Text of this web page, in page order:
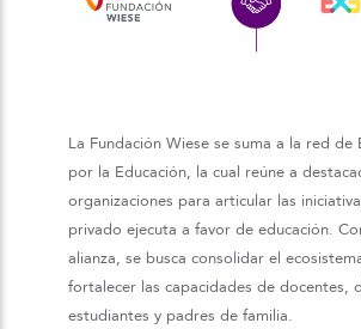
La Fundación Wiese se suma a la red de
por la Educación, la cual reúne a
organizaciones para articular las
privado ejecuta a favor de educación.
alianza, se busca consolidar el
fortalecer las capacidades de docentes,
estudiantes y padres de familia.